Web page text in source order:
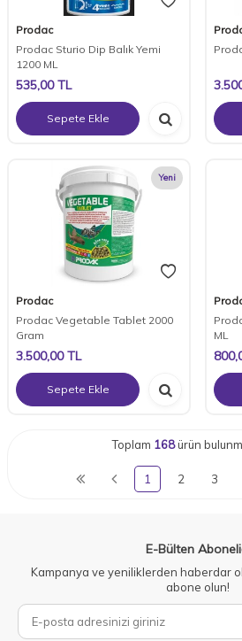
Prodac
Prodac Sturio Dip Balık Yemi
1200 ML
535,00TL
Sepete Ekle
Yeni
Prodac
Prodac Vegetable Tablet 2000
Gram
3.500,00TL
Sepete Ekle
ML
Toplam 168ürün
1 2 3
E-Bülten
Kampanya ve yeniliklerden haberdar
abone olun!